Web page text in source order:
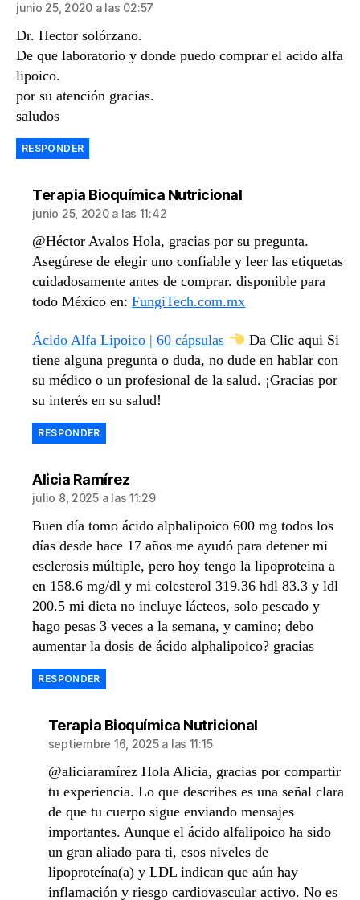
junio 25, 2020 a las 02:57
Dr. Hector solórzano.
De que laboratorio y donde puedo comprar el acido alfa
lipoico.
por su atención gracias.
saludos
RESPONDER
Terapia Bioquímica Nutricionaldice:
junio 25, 2020 a las 11:42
@Héctor Avalos Hola, gracias por su pregunta.
Asegúrese de elegir uno confiable y leer las etiquetas
cuidadosamente antes de comprar. disponible para
todo México en:FungiTech.com.mx
Ácido Alfa Lipoico | 60 cápsulas
Da Clic aqui Si
tiene alguna pregunta o duda, no dude en hablar con
su médico o un profesional de la salud. ¡Gracias por
su interés en su salud!
RESPONDER
Alicia Ramírezdice:
julio 8, 2025 a las 11:29
Buen día tomo ácido alphalipoico 600 mg todos los
días desde hace 17 años me ayudó para detener mi
esclerosis múltiple, pero hoy tengo la lipoproteina a
en 158.6 mg/dl y mi colesterol 319.36 hdl 83.3 y ldl
200.5 mi dieta no incluye lácteos, solo pescado y
hago pesas 3 veces a la semana, y camino; debo
aumentar la dosis de ácido alphalipoico? gracias
RESPONDER
Terapia Bioquímica Nutricionaldice:
septiembre 16, 2025 a las 11:15
@aliciaramírez Hola Alicia, gracias por compartir
tu experiencia. Lo que describes es una señal clara
de que tu cuerpo sigue enviando mensajes
importantes. Aunque el ácido alfalipoico ha sido
un gran aliado para ti, esos niveles de
lipoproteína(a) y LDL indican que aún hay
inflamación y riesgo cardiovascular activo. No es